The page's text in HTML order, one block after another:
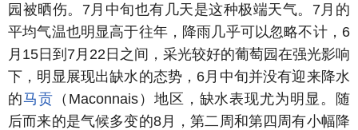
园被晒伤。7月中旬也有几天是这种极端天气。7月的
平均气温也明显高于往年，降雨几乎可以忽略不计，6
月15日到7月22日之间，采光较好的葡萄园在强光影响
下，明显展现出缺水的态势，6月中旬并没有迎来降水
的马贡 （Maconnais）地区，缺水表现尤为明显。随
后而来的是气候多变的8月，第二周和第四周有小幅降